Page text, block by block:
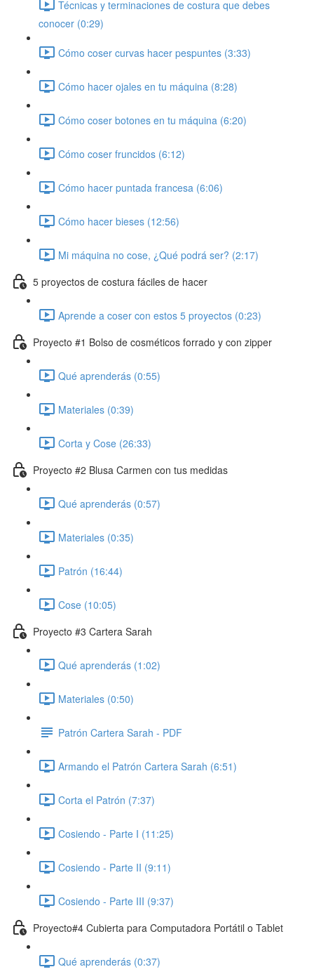
Técnicas y terminaciones de costura que debes
conocer (0:29)
Cómo coser curvas hacer pespuntes (3:33)
Cómo hacer ojales en tu máquina (8:28)
Cómo coser botones en tu máquina (6:20)
Cómo coser fruncidos (6:12)
Cómo hacer puntada francesa (6:06)
Cómo hacer bieses (12:56)
Mi máquina no cose, ¿Qué podrá ser? (2:17)
5 proyectos de costura fáciles de hacer
Aprende a coser con estos 5 proyectos (0:23)
Proyecto #1 Bolso de cosméticos forrado y con zipper
Qué aprenderás (0:55)
Materiales (0:39)
Corta y Cose (26:33)
Proyecto #2 Blusa Carmen con tus medidas
Qué aprenderás (0:57)
Materiales (0:35)
Patrón (16:44)
Cose (10:05)
Proyecto #3 Cartera Sarah
Qué aprenderás (1:02)
Materiales (0:50)
Patrón Cartera Sarah - PDF
Armando el Patrón Cartera Sarah (6:51)
Corta el Patrón (7:37)
Cosiendo - Parte I (11:25)
Cosiendo - Parte II (9:11)
Cosiendo - Parte III (9:37)
Proyecto#4 Cubierta para Computadora Portátil o Tablet
Qué aprenderás (0:37)